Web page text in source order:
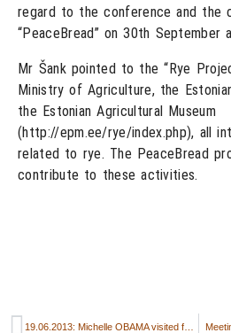
regard to the conference and the
“PeaceBread” on 30th September
Mr Šank pointed to the “Rye
Ministry of Agriculture, the
the Estonian Agricultural Museum
(http://epm.ee/rye/index.php), all
related to rye. The PeaceBread
contribute to these activities.